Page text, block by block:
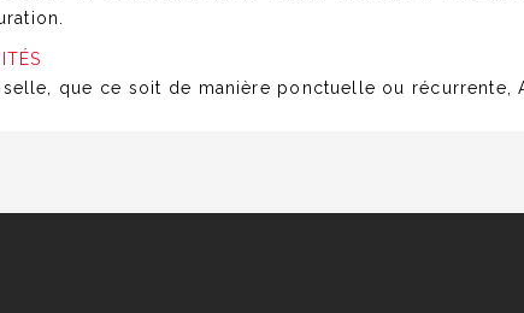
que ce soit de manière ponctuelle ou récurrente,